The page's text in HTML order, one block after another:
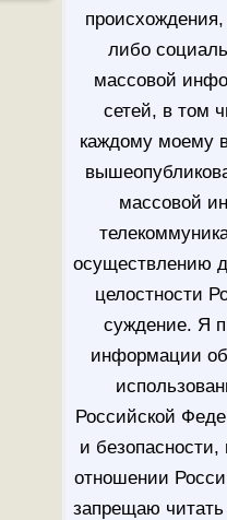
либо
массовой
сетей, в том
каждому моему
массовой
осуществлению
целостности
суждение. Я
информации
Российской
и безопасности,
отношении
запрещаю читать